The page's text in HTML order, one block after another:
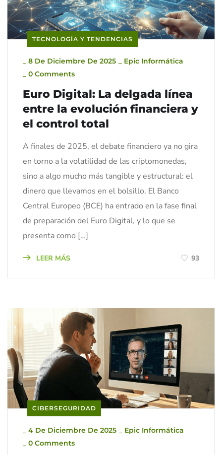
TECNOLOGÍA Y TENDENCIAS
8 De Diciembre De 2025
Epic Informática
0 Comments
Euro Digital: La delgada línea
entre la evolución financiera y
el control total
A finales de 2025, el debate financiero ya no gira
en torno a la volatilidad de las criptomonedas,
sino a algo mucho más tangible y estructural: el
dinero que llevamos en el bolsillo. El Banco
Central Europeo (BCE) ha entrado en la fase final
de preparación del Euro Digital, y lo que se
presenta como […]
LEER MÁS 93
CIBERSEGURIDAD
4 De Diciembre De 2025
Epic Informática
0 Comments